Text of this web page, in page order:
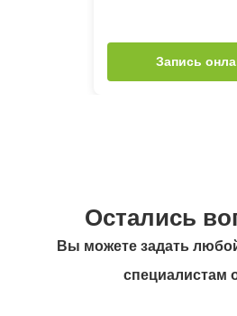
Запись
Остались
Вы можете задать
специалистам